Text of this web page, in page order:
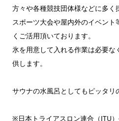
方々や各種競技団体様などに多く
スポーツ大会や屋内外のイベン
くご活用頂いております。
氷を用意して入れる作業は必要な
供します。
サウナの水風呂としてもピッタリ
※日本トライアスロン連合（JTU